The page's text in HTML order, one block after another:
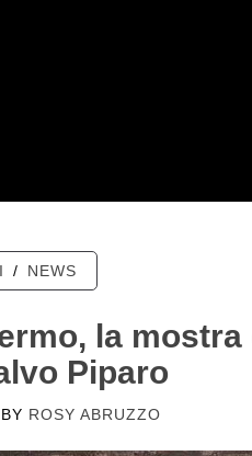
/ NEWS
la
Piparo
BY ROSY ABRUZZO